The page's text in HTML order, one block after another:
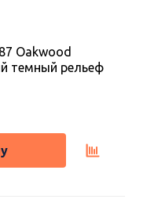
Oakwood
темный рельеф